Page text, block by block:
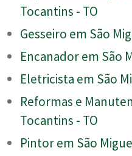
Tocantins - TO
Gesseiro em São
Encanador em São
Eletricista em São
Reformas e
Tocantins - TO
Pintor em São